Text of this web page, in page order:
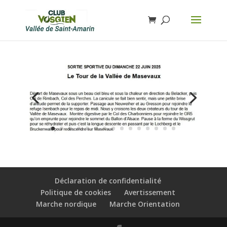
Déclaration de confidentialité
Politique de cookies
Avertissement
Marche nordique
Marche Orientation